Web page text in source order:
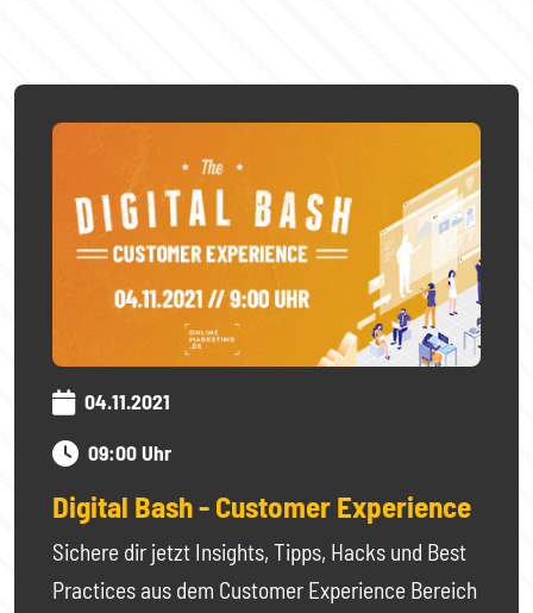
04.11.2021
09:00 Uhr
Digital Bash - Customer Experience
Sichere dir jetzt Insights, Tipps, Hacks und Best
Practices aus dem Customer Experience Bereich